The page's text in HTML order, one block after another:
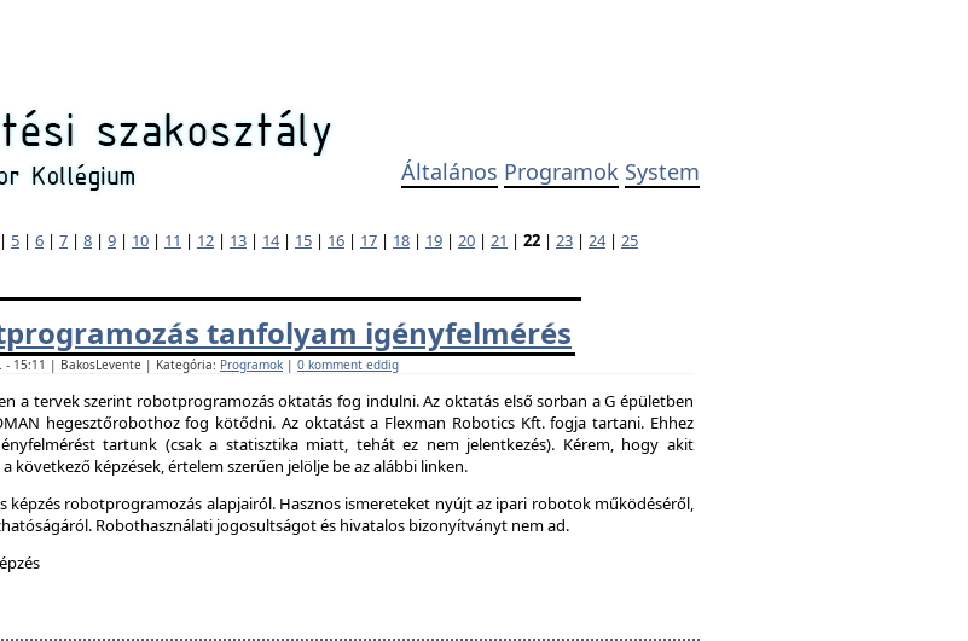
Általános Programok System
5 | 6 | 7 | 8 | 9 | 10 | 11 | 12 | 13 | 14| 15 | 16 | 17 | 18 | 19 | 20 | 21 | 22 | 23 | 24| 25
tanfolyam igényfelmérés
- 15:11 | BakosLevente | Kategória: Programok | 0 komment eddig
a tervek szerint robotprogramozás oktatás fog indulni. Az oktatás első sorban a G épületben
hegesztőrobothoz fog kötődni. Az oktatást a Flexman Robotics Kft. fogja tartani. Ehhez
tartunk (csak a statisztika miatt, tehát ez nem jelentkezés). Kérem, hogy akit
következő képzések, értelem szerűen jelölje be az alábbi linken.
képzés robotprogramozás alapjairól. Hasznos ismereteket nyújt az ipari robotok működéséről,
Robothasználati jogosultságot és hivatalos bizonyítványt nem ad.